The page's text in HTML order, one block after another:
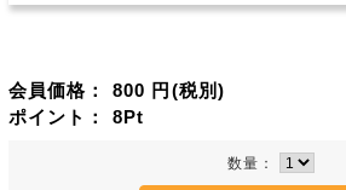
会員価格： 800 円(税別)
ポイント： 8Pt
数量：